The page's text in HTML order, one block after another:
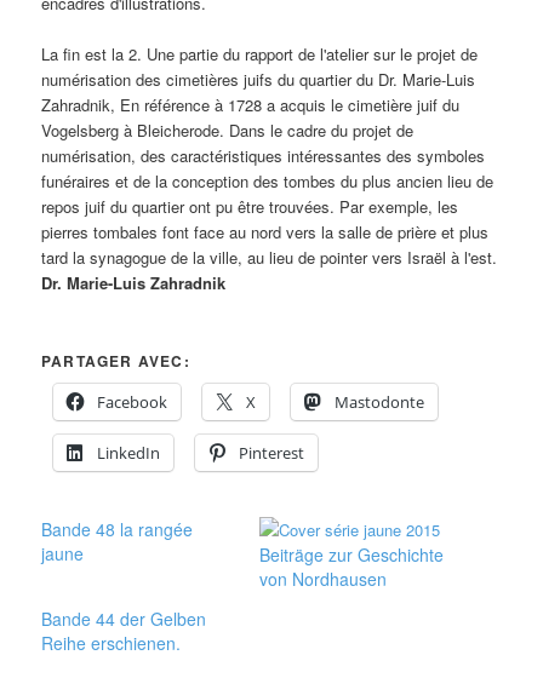
La fin est la 2. Une partie du rapport de l'atelier sur le projet de
numérisation des cimetières juifs du quartier du Dr. Marie-Luis
Zahradnik, En référence à 1728 a acquis le cimetière juif du
Vogelsberg à Bleicherode. Dans le cadre du projet de
numérisation, des caractéristiques intéressantes des symboles
funéraires et de la conception des tombes du plus ancien lieu de
repos juif du quartier ont pu être trouvées. Par exemple, les
pierres tombales font face au nord vers la salle de prière et plus
tard la synagogue de la ville, au lieu de pointer vers Israël à l'est.
Dr. Marie-Luis Zahradnik
PARTAGER AVEC:
Facebook
X Mastodonte
LinkedIn Pinterest
Bande 48 la rangée
jaune
Beiträge zur Geschichte
von Nordhausen
Bande 44 der Gelben
Reihe erschienen.